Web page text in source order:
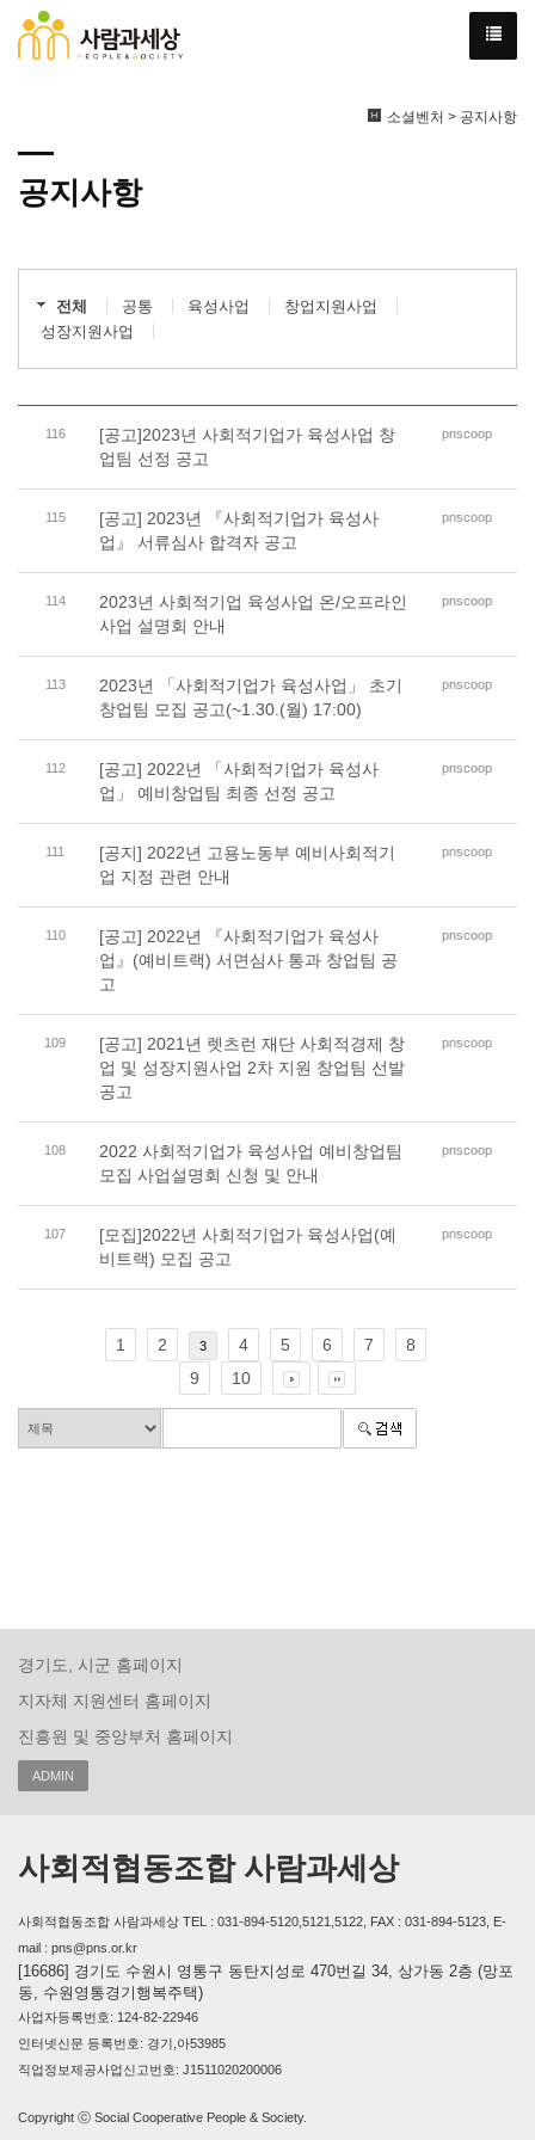
소셜벤처 > 공지사항
공지사항
전체 공통 육성사업
창업지원사업
성장지원사업
116
[공고]2023년 사회적기업가 육성사업 창
업팀 선정 공고
pnscoop
115
[공고] 2023년 『사회적기업가 육성사
업』 서류심사 합격자 공고
pnscoop
114
2023년 사회적기업 육성사업 온/오프라인
사업 설명회 안내
pnscoop
113
2023년 「사회적기업가 육성사업」 초기
창업팀 모집 공고(~1.30.(월) 17:00)
pnscoop
112
[공고] 2022년 「사회적기업가 육성사
업」 예비창업팀 최종 선정 공고
pnscoop
111
[공지] 2022년 고용노동부 예비사회적기
업 지정 관련 안내
pnscoop
110
[공고] 2022년 『사회적기업가 육성사
업』(예비트랙) 서면심사 통과 창업팀 공
고
pnscoop
109
[공고] 2021년 렛츠런 재단 사회적경제 창
업 및 성장지원사업 2차 지원 창업팀 선발
공고
pnscoop
108
2022 사회적기업가 육성사업 예비창업팀
모집 사업설명회 신청 및 안내
pnscoop
107
[모집]2022년 사회적기업가 육성사업(예
비트랙) 모집 공고
pnscoop
1 2 3 4 5 6 7
8
9
10
경기도, 시군 홈페이지
지자체 지원센터 홈페이지
진흥원 및 중앙부처 홈페이지
ADMIN
사회적협동조합 사람과세상
사회적협동조합 사람과세상 TEL : 031-894-5120,5121,5122, FAX : 031-894-5123, E-
mail : pns@pns.or.kr
[16686] 경기도 수원시 영통구 동탄지성로 470번길 34, 상가동 2층 (망포
동, 수원영통경기행복주택)
사업자등록번호: 124-82-22946
인터넷신문 등록번호: 경기,아53985
직업정보제공사업신고번호: J1511020200006
Copyright ⓒ Social Cooperative People & Society.